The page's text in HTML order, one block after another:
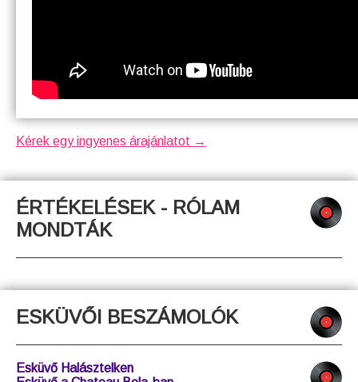
Kérek egy ingyenes árajánlatot →
ÉRTÉKELÉSEK - RÓLAM
MONDTÁK
ESKÜVŐI BESZÁMOLÓK
Esküvő Halásztelken